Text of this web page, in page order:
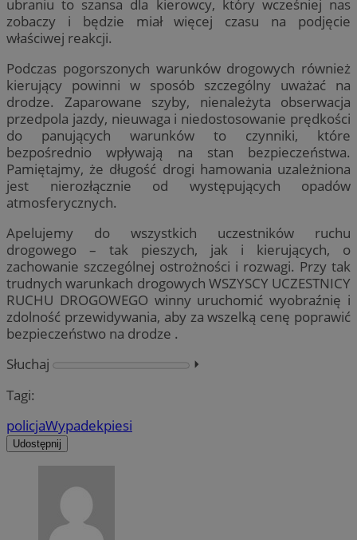
ubraniu to szansa dla kierowcy, który wcześniej nas
zobaczy i będzie miał więcej czasu na podjęcie
właściwej reakcji.
Podczas pogorszonych warunków drogowych również
kierujący powinni w sposób szczególny uważać na
drodze. Zaparowane szyby, nienależyta obserwacja
przedpola jazdy, nieuwaga i niedostosowanie prędkości
do panujących warunków to czynniki, które
bezpośrednio wpływają na stan bezpieczeństwa.
Pamiętajmy, że długość drogi hamowania uzależniona
jest nierozłącznie od występujących opadów
atmosferycznych.
Apelujemy do wszystkich uczestników ruchu
drogowego – tak pieszych, jak i kierujących, o
zachowanie szczególnej ostrożności i rozwagi. Przy tak
trudnych warunkach drogowych WSZYSCY UCZESTNICY
RUCHU DROGOWEGO winny uruchomić wyobraźnię i
zdolność przewidywania, aby za wszelką cenę poprawić
bezpieczeństwo na drodze .
Słuchaj
⏵︎
Tagi:
policjaWypadekpiesi
Udostępnij